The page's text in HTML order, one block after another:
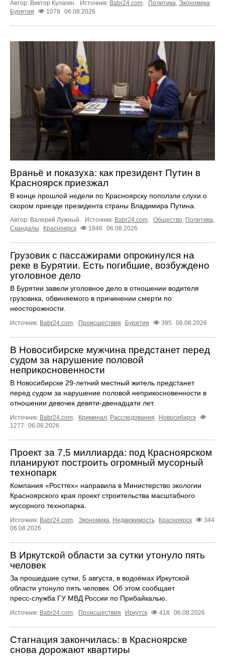
Автор: Виктор Кулагин. Источник: Babr24.com. Политика, Экономика
Бурятия
1078 06.08.2026
Враньё и показуха: как президент Путин в
Красноярск приезжал
В конце прошлой недели по Красноярску поползли слухи о
скором приезде президента страны Владимира Путина.
Автор: Валерий Лужный. Источник: Babr24.com Общество Политика
Скандалы
Красноярск 1846 06.08.2026
Грузовик с пассажирами опрокинулся на
реке в Бурятии. Есть погибшие, возбуждено
уголовное дело
В Бурятии завели уголовное дело в отношении водителя
грузовика, обвиняемого в причинении смерти по
неосторожности.
Источник: Babr24.com. Происшествия Бурятия 395 06.08.2026
В Новосибирске мужчина предстанет перед
судом за нарушение половой
неприкосновенности
В Новосибирске 29-летний местный житель предстанет
перед судом за нарушение половой неприкосновенности в
отношении девочек девяти-двенадцати лет.
Источник: Babr24.com. Криминал, Расследования
Новосибирск
1277
06.08.2026
Проект за 7,5 миллиарда: под Красноярском
планируют построить огромный мусорный
технопарк
Компания «Росттех» направила в Министерство экологии
Красноярского края проект строительства масштабного
мусорного технопарка.
Источник: Babr24.com. Экономика, Недвижимость Красноярск
344
06.08.2026
В Иркутской области за сутки утонуло пять
человек
За прошедшие сутки, 5 августа, в водоёмах Иркутской
области утонуло пять человек. Об этом сообщает
пресс‑служба ГУ МВД России по Прибайкалью.
Источник: Babr24.com. Происшествия Иркутск 418 06.08.2026
Стагнация закончилась: в Красноярске
снова дорожают квартиры